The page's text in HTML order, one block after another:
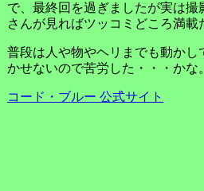
で、最終回を過ぎましたが実は
さんが見ればツッコミどころ満載
普段は人や物やヘリまでも動か
かせないので苦労した・・・かな。
コード・ブルー 公式サイト